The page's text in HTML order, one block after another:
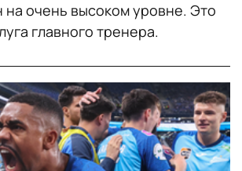
на очень высоком уровне. Это
главного тренера.